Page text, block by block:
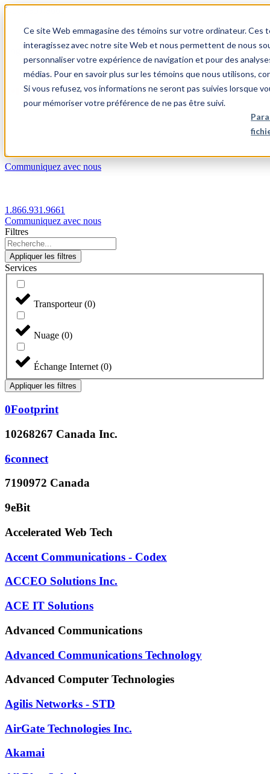
Ce site Web emmagasine des témoins sur votre ordinateur.
interagissez avec notre site Web et nous permettent de nous
personnaliser votre expérience de navigation et pour des
médias. Pour en savoir plus sur les témoins que nous utilisons,
Si vous refusez, vos informations ne seront pas suivies lorsque
pour mémoriser votre préférence de ne pas être suivi.
1.866.931.9661
Login
FR
Communiquez avec nous
1.866.931.9661
Communiquez avec nous
Filtres
Appliquer les filtres
Services
Transporteur(0)
Nuage (0)
Échange Internet (0)
Appliquer les filtres
0Footprint
10268267 Canada Inc.
6connect
7190972 Canada
9eBit
Accelerated Web Tech
Accent Communications - Codex
ACCEO Solutions Inc.
ACE IT Solutions
Advanced Communications
Advanced Communications Technology
Advanced Computer Technologies
Agilis Networks - STD
AirGate Technologies Inc.
Akamai